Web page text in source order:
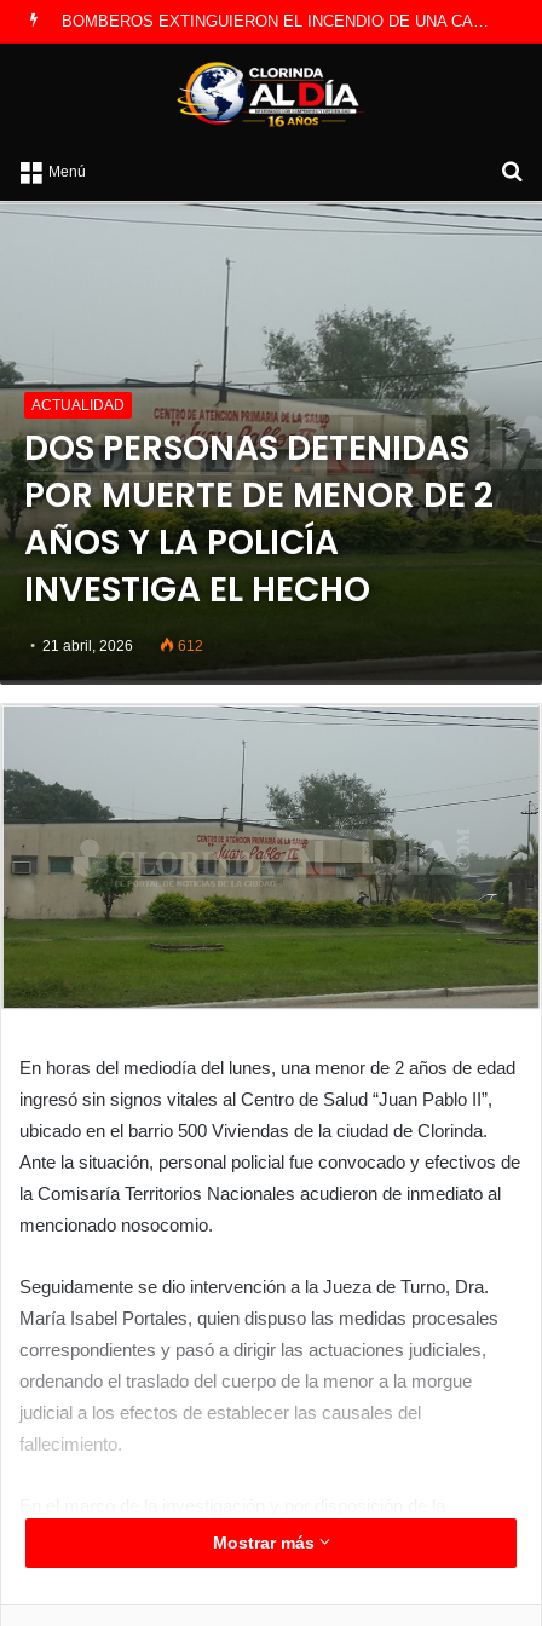
LA POLICÍA INVESTIGA ROBO A CAMBISTA OCURRIDO ESTE JUEVES
Menú
ACTUALIDAD
DOS PERSONAS DETENIDAS
POR MUERTE DE MENOR DE 2
AÑOS Y LA POLICÍA
INVESTIGA EL HECHO
21 abril, 2026 612
En horas del mediodía del lunes, una menor de 2 años de edad
ingresó sin signos vitales al Centro de Salud “Juan Pablo II”,
ubicado en el barrio 500 Viviendas de la ciudad de Clorinda.
Ante la situación, personal policial fue convocado y efectivos de
la Comisaría Territorios Nacionales acudieron de inmediato al
mencionado nosocomio.
Seguidamente se dio intervención a la Jueza de Turno, Dra.
María Isabel Portales, quien dispuso las medidas procesales
correspondientes y pasó a dirigir las actuaciones judiciales,
ordenando el traslado del cuerpo de la menor a la morgue
judicial a los efectos de establecer las causales del
fallecimiento.
magistrada interviniente, se realizaron allanamientos en procura
de lograr el secuestro de elementos de interés para la causa.
Mostrar más